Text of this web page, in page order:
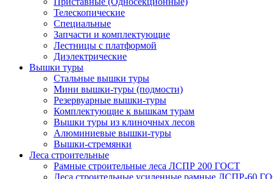
Телескопические
Специальные
Запчасти и комплектующие
Лестницы с платформой
Диэлектрические
Вышки туры
Стальные вышки туры
Мини вышки-туры (подмости)
Резервуарные вышки-туры
Комплектующие к вышкам турам
Вышки туры из клиночных лесов
Алюминиевые вышки-туры
Вышки-стремянки
Леса строительные
Рамные строительные леса ЛСПР 200 ГОСТ
Леса строительные усиленные рамные ЛСПР-60